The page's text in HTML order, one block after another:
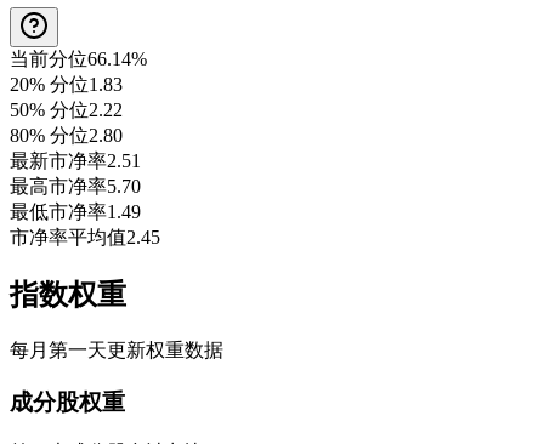
当前分位66.14%
20% 分位1.83
50% 分位2.22
80% 分位2.80
最新市净率2.51
最高市净率5.70
最低市净率1.49
市净率平均值2.45
指数权重
每月第一天更新权重数据
成分股权重